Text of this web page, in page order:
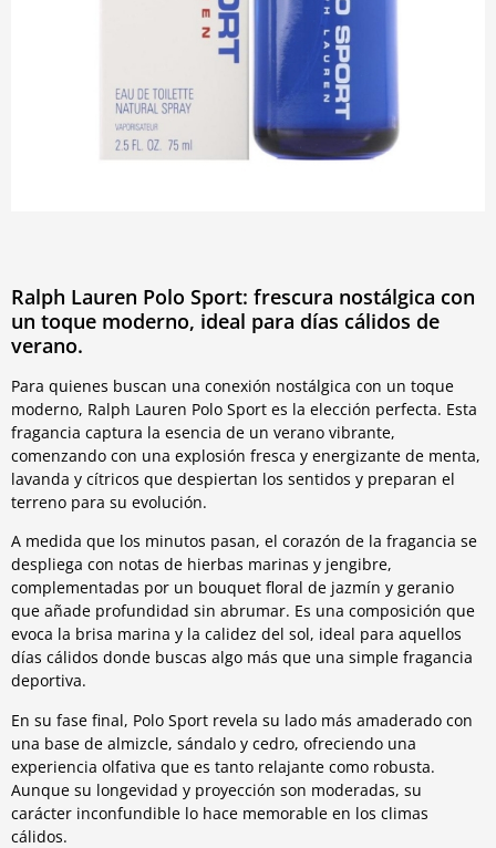
Ralph Lauren Polo Sport: frescura nostálgica con
un toque moderno, ideal para días cálidos de
verano.
Para quienes buscan una conexión nostálgica con un toque
moderno, Ralph Lauren Polo Sport es la elección perfecta. Esta
fragancia captura la esencia de un verano vibrante,
comenzando con una explosión fresca y energizante de menta,
lavanda y cítricos que despiertan los sentidos y preparan el
terreno para su evolución.
A medida que los minutos pasan, el corazón de la fragancia se
despliega con notas de hierbas marinas y jengibre,
complementadas por un bouquet floral de jazmín y geranio
que añade profundidad sin abrumar. Es una composición que
evoca la brisa marina y la calidez del sol, ideal para aquellos
días cálidos donde buscas algo más que una simple fragancia
deportiva.
En su fase final, Polo Sport revela su lado más amaderado con
una base de almizcle, sándalo y cedro, ofreciendo una
experiencia olfativa que es tanto relajante como robusta.
Aunque su longevidad y proyección son moderadas, su
carácter inconfundible lo hace memorable en los climas
cálidos.